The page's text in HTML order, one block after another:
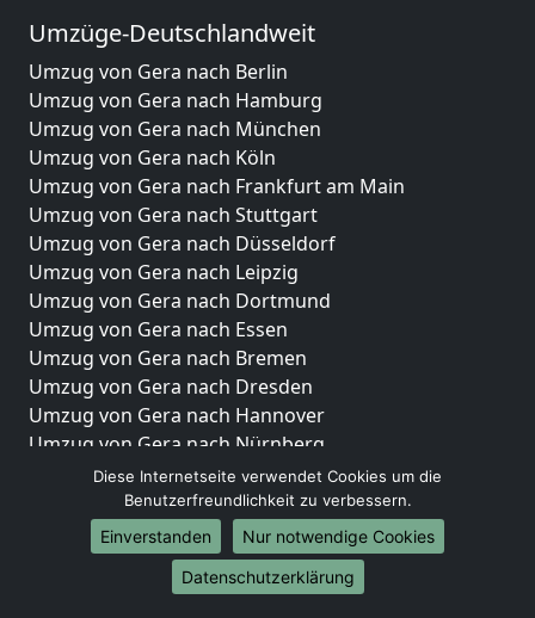
Umzüge-Deutschlandweit
Umzug von Gera nach Berlin
Umzug von Gera nach Hamburg
Umzug von Gera nach München
Umzug von Gera nach Köln
Umzug von Gera nach Frankfurt am Main
Umzug von Gera nach Stuttgart
Umzug von Gera nach Düsseldorf
Umzug von Gera nach Leipzig
Umzug von Gera nach Dortmund
Umzug von Gera nach Essen
Umzug von Gera nach Bremen
Umzug von Gera nach Dresden
Umzug von Gera nach Hannover
Umzug von Gera nach Nürnberg
Umzug von Gera nach Duisburg
Umzug von Gera nach Bochum
Umzug von Gera nach Wuppertal
Umzug von Gera nach Bielefeld
Umzug von Gera nach Bonn
Diese Internetseite verwendet Cookies um die
Benutzerfreundlichkeit zu verbessern.
Einverstanden
Nur notwendige Cookies
Datenschutzerklärung